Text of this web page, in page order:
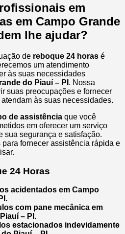
em
em Campo Grande
lhe ajudar?
de reboque 24 horas é
um atendimento
às suas necessidades
do Piauí – PI . Nossa
suas preocupações e fornecer
às suas necessidades.
de assistência que você
em oferecer um serviço
sua segurança e satisfação.
fornecer assistência rápida e
24 Horas
acidentados em Campo
com pane mecânica em
– PI.
estacionados indevidamente